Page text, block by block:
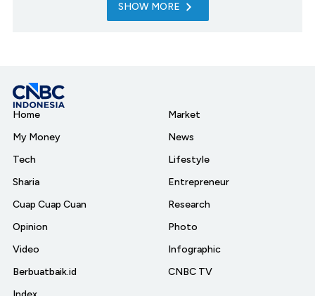
SHOW MORE
Home
My Money
Tech
Sharia
Cuap Cuap Cuan
Opinion
Video
Berbuatbaik.id
Market
News
Lifestyle
Entrepreneur
Research
Photo
Infographic
CNBC TV